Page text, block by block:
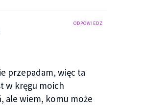
ODPOWIEDZ
przepadam, więc ta
w kręgu moich
ale wiem, komu może